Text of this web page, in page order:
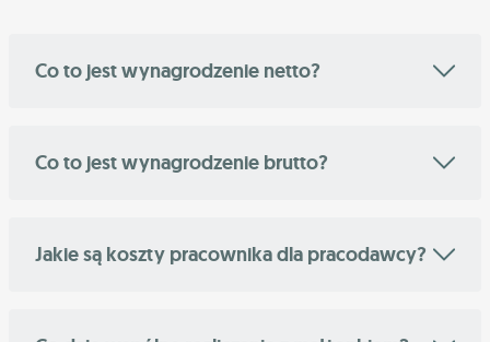
Co to jest wynagrodzenie netto?
Co to jest wynagrodzenie brutto?
Jakie są koszty pracownika dla pracodawcy?